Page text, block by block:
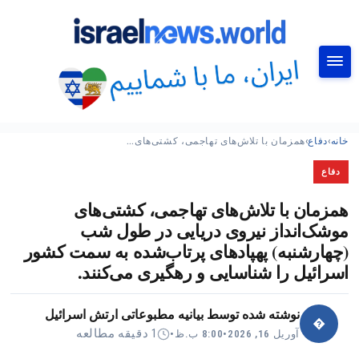
خانه›دفاع›همزمان با تلاش‌های تهاجمی، کشتی‌های…
دفاع
همزمان با تلاش‌های تهاجمی، کشتی‌های
موشک‌انداز نیروی دریایی در طول شب
(چهارشنبه) پهپادهای پرتاب‌شده به سمت کشور
اسرائیل را شناسایی و رهگیری می‌کنند.
�
نوشته شده توسط بیانیه مطبوعاتی ارتش اسرائیل
آوریل 16, 2026 •8:00 ب.ظ • 1 دقیقه مطالعه